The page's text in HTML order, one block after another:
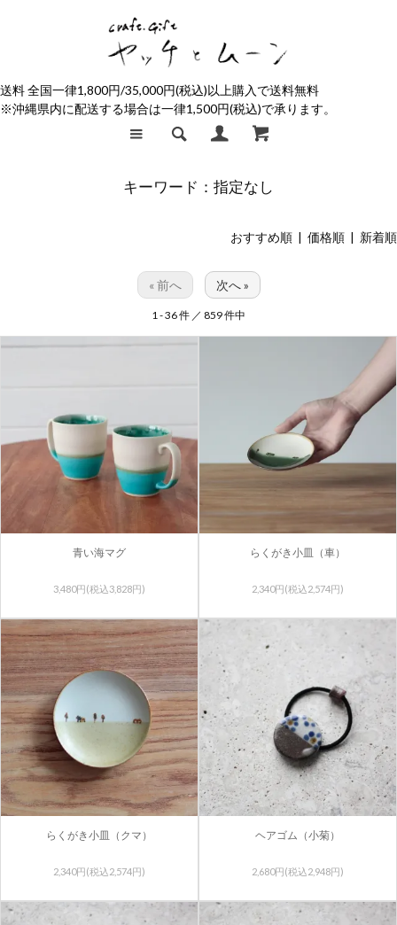
送料 全国一律1,800円/35,000円(税込)以上購入で送料無料
※沖縄県内に配送する場合は一律1,500円(税込)で承ります。
キーワード：指定なし
おすすめ順 | 価格順 | 新着順
« 前へ 次へ »
1 - 36 件 ／ 859 件中
青い海マグ
3,480円(税込3,828円)
らくがき小皿（車）
2,340円(税込2,574円)
らくがき小皿（クマ）
2,340円(税込2,574円)
ヘアゴム（小菊）
2,680円(税込2,948円)